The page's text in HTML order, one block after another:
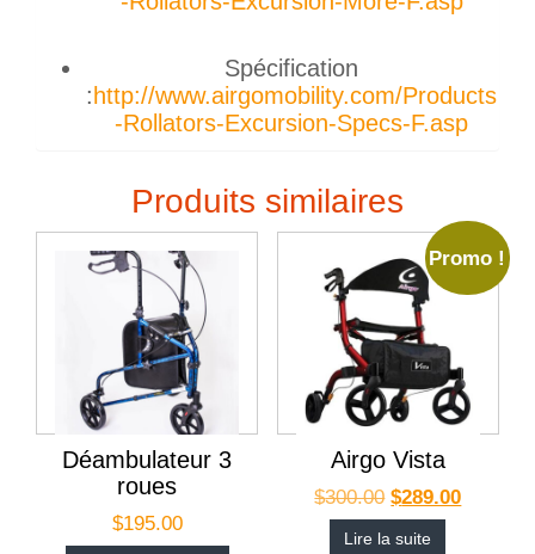
Spécification
: http://www.airgomobility.com/Products
-Rollators-Excursion-Specs-F.asp
Produits similaires
Déambulateur 3
roues
$195.00
Promo !
Airgo Vista
$300.00 $289.00
Lire la suite